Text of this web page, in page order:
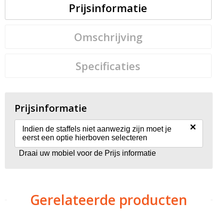
Prijsinformatie
Omschrijving
Specificaties
Prijsinformatie
Indien de staffels niet aanwezig zijn moet je
eerst een optie hierboven selecteren
×
Draai uw mobiel voor de Prijs informatie
Gerelateerde producten